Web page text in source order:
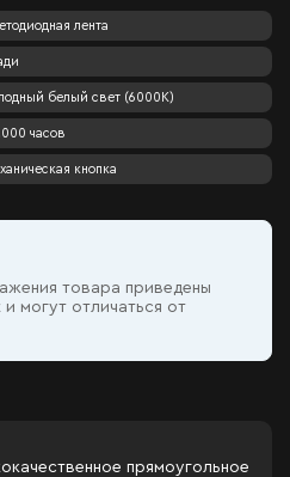
лента
белый свет (6000К)
часов
кнопка
товара приведены
и могут отличаться от
прямоугольное